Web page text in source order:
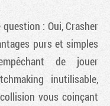
: Oui,Crasher
purs et simples
de jouer
inutilisable,
vous coinçant